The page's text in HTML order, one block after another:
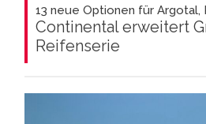
13 neue Optionen für Argotal,
Continental erweitert
Reifenserie